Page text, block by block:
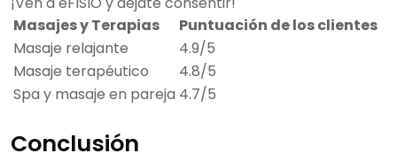
Masajes y Terapias
Puntuación de los clientes
Masaje relajante
4.9/5
Masaje terapéutico
4.8/5
Spa y masaje en pareja 4.7/5
Conclusión